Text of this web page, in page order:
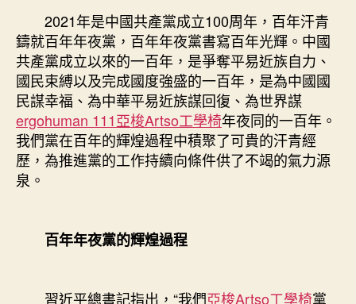
直
營
過
程
和
可
貴
經
歷〉
2021年是中國共產黨成立100周年，百年汗青
鑄就百年年夜黨，百年年夜黨書寫百年光輝。中國
共產黨成立以來的一百年，是爭奪平易近族自力、
國民束縛以及完成國度強盛的一百年，是為中國國
民謀幸福、為中華平易近族謀回復、為世界謀
ergohuman 111亞梭Artso工學椅年夜同的一百年。
我們黨在百年的輝煌過程中積聚了可貴的汗青經
歷，為推進黨的工作持續向條件供了不竭的氣力源
泉。
百年年夜黨的輝煌過程
習近平總書記指出，“我們亞梭Artso工學椅黨